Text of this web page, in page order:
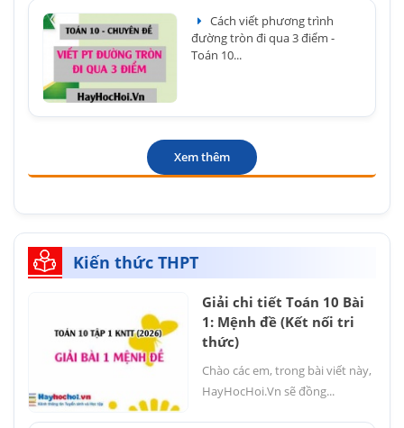
Cách viết phương trình
đường tròn đi qua 3 điểm -
Toán 10...
Xem thêm
Kiến thức THPT
Giải chi tiết Toán 10 Bài
1: Mệnh đề (Kết nối tri
thức)
Chào các em, trong bài viết này,
HayHocHoi.Vn sẽ đồng...